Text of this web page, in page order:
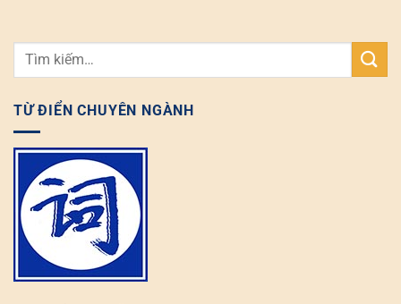
TỪ ĐIỂN CHUYÊN NGÀNH